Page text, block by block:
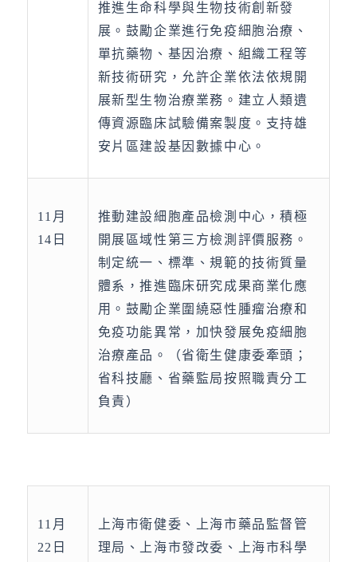
推進生命科學與生物技術創新發
展。鼓勵企業進行免疫細胞治療、
單抗藥物、基因治療、組織工程等
新技術研究，允許企業依法依規開
展新型生物治療業務。建立人類遺
傳資源臨床試驗備案製度。支持雄
安片區建設基因數據中心。
11月
14日
推動建設細胞產品檢測中心，積極
開展區域性第三方檢測評價服務。
制定統一、標準、規範的技術質量
體系，推進臨床研究成果商業化應
用。鼓勵企業圍繞惡性腫瘤治療和
免疫功能異常，加快發展免疫細胞
治療產品。（省衛生健康委牽頭；
省科技廳、省藥監局按照職責分工
負責）
11月
22日
上海市衛健委、上海市藥品監督管
理局、上海市發改委、上海市科學